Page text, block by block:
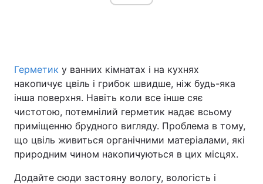
Герметик у ванних кімнатах і на кухнях
накопичує цвіль і грибок швидше, ніж будь-яка
інша поверхня. Навіть коли все інше сяє
чистотою, потемнілий герметик надає всьому
приміщенню брудного вигляду. Проблема в тому,
що цвіль живиться органічними матеріалами, які
природним чином накопичуються в цих місцях.
Додайте сюди застояну вологу, вологість і